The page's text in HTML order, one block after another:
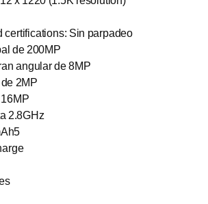
certifications: Sin parpadeo
de 200MP
angular de 8MP
2MP
2.8GHz